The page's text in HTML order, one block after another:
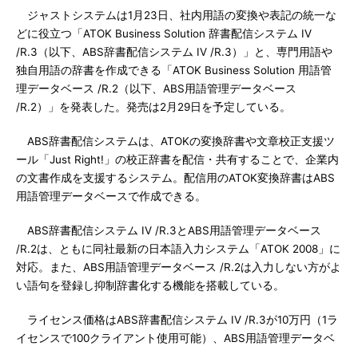
ジャストシステムは1月23日、社内用語の変換や表記の統一な
どに役立つ「ATOK Business Solution 辞書配信システム IV
/R.3（以下、ABS辞書配信システム IV /R.3）」と、専門用語や
独自用語の辞書を作成できる「ATOK Business Solution 用語管
理データベース /R.2（以下、ABS用語管理データベース
/R.2）」を発表した。発売は2月29日を予定している。
ABS辞書配信システムは、ATOKの変換辞書や文章校正支援ツ
ール「Just Right!」の校正辞書を配信・共有することで、企業内
の文書作成を支援するシステム。配信用のATOK変換辞書はABS
用語管理データベースで作成できる。
ABS辞書配信システム IV /R.3とABS用語管理データベース
/R.2は、ともに同社最新の日本語入力システム「ATOK 2008」に
対応。また、ABS用語管理データベース /R.2は入力しない方がよ
い語句を登録し抑制辞書化する機能を搭載している。
ライセンス価格はABS辞書配信システム IV /R.3が10万円（1ラ
イセンスで100クライアント使用可能）、ABS用語管理データベ